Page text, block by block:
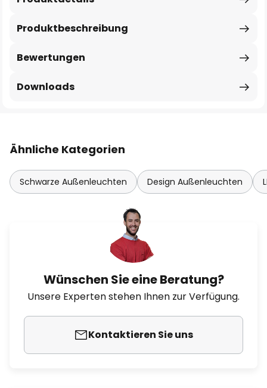
Produktbeschreibung
Bewertungen
Downloads
Ähnliche Kategorien
Schwarze Außenleuchten Design Außenleuchten
Wünschen Sie eine Beratung?
Unsere Experten stehen Ihnen zur Verfügung.
Kontaktieren Sie uns